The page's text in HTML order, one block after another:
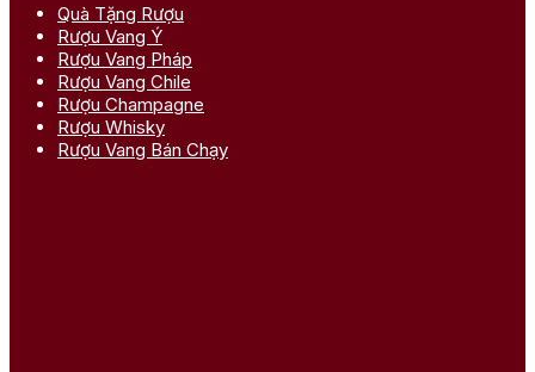
Quà Tặng Rượu
Rượu Vang Ý
Rượu Vang Pháp
Rượu Vang Chile
Rượu Champagne
Rượu Whisky
Rượu Vang Bán Chạy